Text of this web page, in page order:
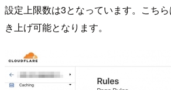
設定上限数は3となっています。こち
き上げ可能となります。